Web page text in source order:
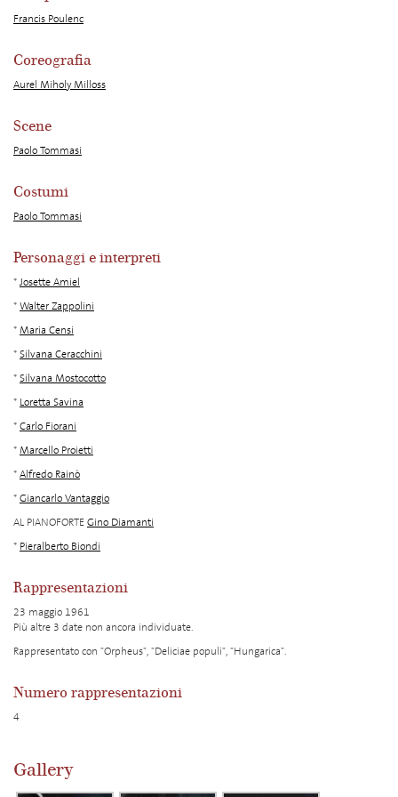
Francis Poulenc
Coreografia
Aurel Miholy Milloss
Scene
Paolo Tommasi
Costumi
Paolo Tommasi
Personaggi e interpreti
*Josette Amiel
*Walter Zappolini
*Maria Censi
*Silvana Ceracchini
*Silvana Mostocotto
* Loretta Savina
*Carlo Fiorani
*Marcello Proietti
*Alfredo Rainò
*Giancarlo Vantaggio
AL PIANOFORTEGino Diamanti
* Pieralberto Biondi
Rappresentazioni
23 maggio 1961
Più altre 3 date non ancora individuate.
Rappresentato con "Orpheus", "Deliciae populi", "Hungarica".
Numero rappresentazioni
4
Gallery